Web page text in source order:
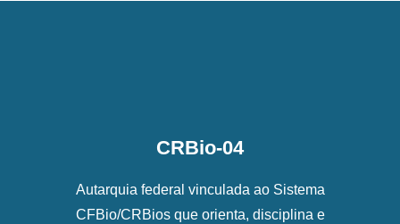
CRBio-04
Autarquia federal vinculada ao Sistema
CFBio/CRBios que orienta, disciplina e